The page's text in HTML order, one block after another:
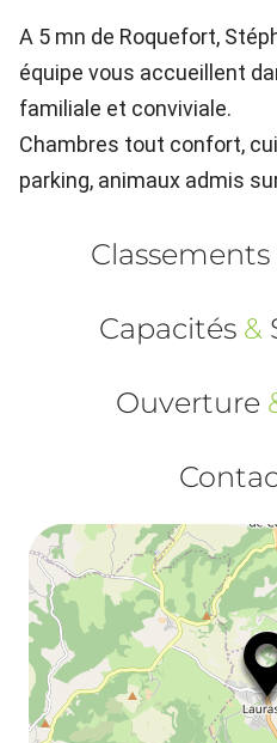
A 5 mn de Roquefort,
équipe vous accueillent
familiale et conviviale.
Chambres tout confort,
parking, animaux admis
Classements
Capacités &
Ouverture